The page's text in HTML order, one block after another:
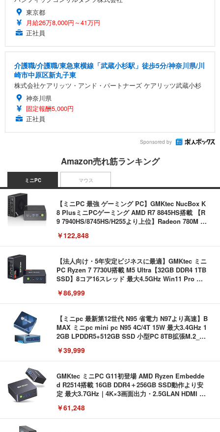
東京都
月給26万8,000円～41万円
正社員
介護職/介護職/東急東横線「武蔵小杉駅」徒歩5分/神奈川県/川
崎市中原区新丸子東
株式会社ケアリッツ・アンド・パートナーズ ケアリッツ武蔵小杉
神奈川県
固定報酬5,000円
正社員
Sponsored by
Amazon売れ筋ランキング
ミニPC
【ミニPC 最強 ゲーミング PC】GMKtec NucBox K
8 PlusミニPCゲーミング AMD R7 8845HS搭載 【R
9 7940HS/8745HS/H255より上位】Radeon 780M | 1
nk・USB4.0×2 | Win11 Pro 5.1GHz | Win11 Pro | 8
K 4画面対応
￥122,848
【法人向け・5年安定ビジネスに最適】GMKtec ミニ
PC Ryzen 7 7730U搭載 M5 Ultra【32GB DDR4 1TB
SSD】8コア16スレッド 最大4.5GHz Win11 Pro 小
力 HDMI2.0/DP1.4/USB-C M.2 SSD 16TB拡張対応
コンパクト 静音ミニPC ゲーミングPC
￥86,999
【ミニpc 最新第12世代 N95 省電力 N97より高速】B
MAX ミニpc mini pc N95 4C/4T 15W 最大3.4GHz 1
2GB LPDDR5+512GB SSD 小型PC 8TB拡張M.2_N
コン 高速2.4G/5GWi-Fi BT5.0 ギガビットLAN 静音
ミニパソコン B4Plus
￥39,999
GMKtec ミニPC G11初登場 AMD Ryzen Embedde
d R2514搭載 16GB DDR4＋256GB SSD動作より安
定 最大3.7GHz｜4K×3画面出力・2.5GLAN HDMI 2.
習向け 超小型 高性能 (16GB+256GB)
￥61,248
マウス